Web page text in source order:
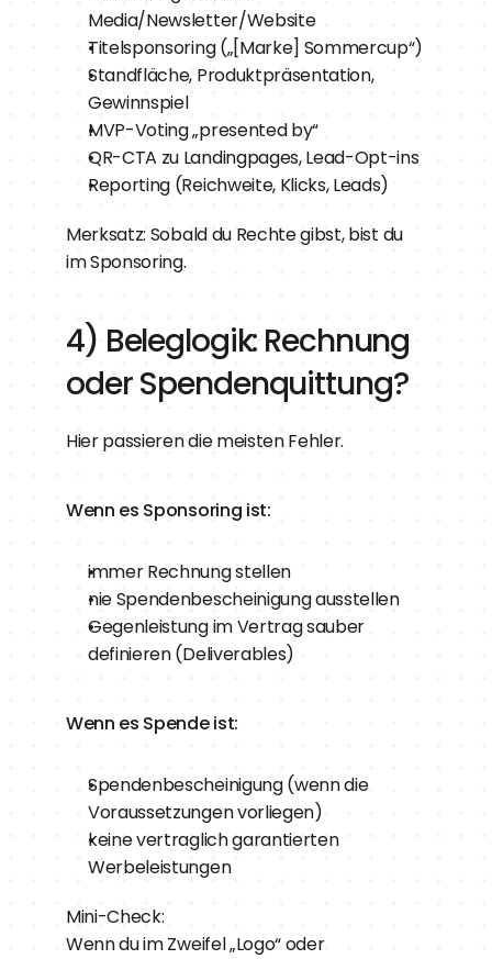
Media/Newsletter/Website
Titelsponsoring („[Marke] Sommercup“)
Standfläche, Produktpräsentation,
Gewinnspiel
MVP-Voting „presented by“
QR-CTA zu Landingpages, Lead-Opt-ins
Reporting (Reichweite, Klicks, Leads)
Merksatz: Sobald du Rechte gibst, bist du
im Sponsoring.
4) Beleglogik: Rechnung
oder Spendenquittung?
Hier passieren die meisten Fehler.
Wenn es Sponsoring ist:
immer Rechnung stellen
nie Spendenbescheinigung ausstellen
Gegenleistung im Vertrag sauber
definieren (Deliverables)
Wenn es Spende ist:
Spendenbescheinigung (wenn die
Voraussetzungen vorliegen)
keine vertraglich garantierten
Werbeleistungen
Mini-Check:
Wenn du im Zweifel „Logo“ oder